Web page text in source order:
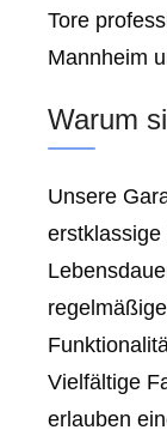
Tore
Mannheim
Warum
Unsere
Vielfältige
erlauben